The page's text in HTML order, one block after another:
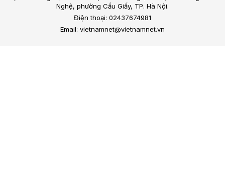
Nghệ, phường Cầu Giấy, TP. Hà Nội.
Điện thoại: 02437674981
Email: vietnamnet@vietnamnet.vn